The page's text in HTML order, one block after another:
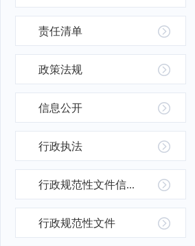
责任清单
政策法规
信息公开
行政执法
行政规范性文件信...
行政规范性文件